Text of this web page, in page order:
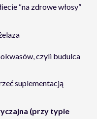
“na zdrowe włosy”
czyli budulca
suplementacją
(przy typie